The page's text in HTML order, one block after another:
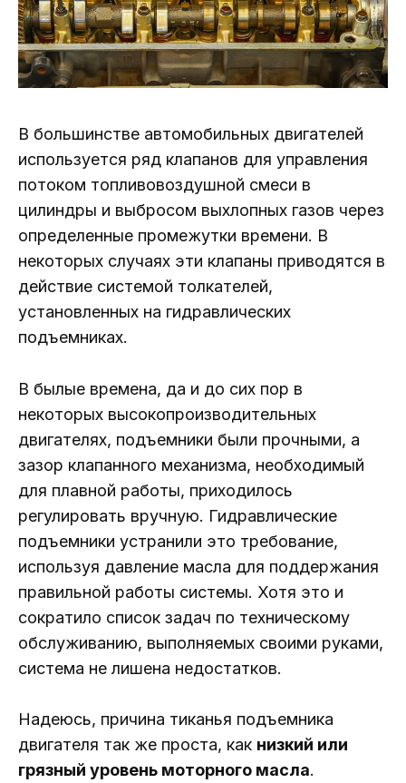
В большинстве автомобильных двигателей
используется ряд клапанов для управления
потоком топливовоздушной смеси в
цилиндры и выбросом выхлопных газов через
определенные промежутки времени. В
некоторых случаях эти клапаны приводятся в
действие системой толкателей,
установленных на гидравлических
подъемниках.
В былые времена, да и до сих пор в
некоторых высокопроизводительных
двигателях, подъемники были прочными, а
зазор клапанного механизма, необходимый
для плавной работы, приходилось
регулировать вручную. Гидравлические
подъемники устранили это требование,
используя давление масла для поддержания
правильной работы системы. Хотя это и
сократило список задач по техническому
обслуживанию, выполняемых своими руками,
система не лишена недостатков.
Надеюсь, причина тиканья подъемника
двигателя так же проста, как низкий или
грязный уровень моторного масла.